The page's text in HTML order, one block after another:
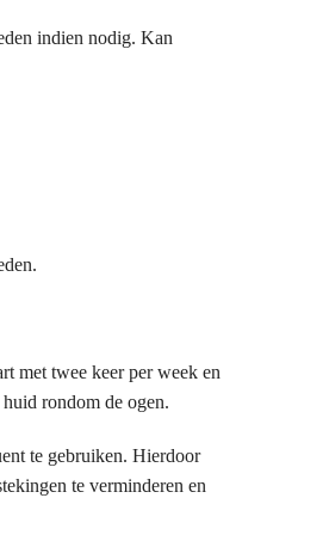
indien nodig. Kan
met twee keer per week en
rondom de ogen.
te gebruiken. Hierdoor
te verminderen en